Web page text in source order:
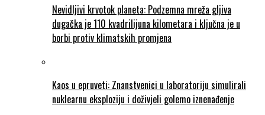
Nevidljivi krvotok planeta: Podzemna mreža gljiva
dugačka je 110 kvadrilijuna kilometara i ključna je u
borbi protiv klimatskih promjena
Kaos u epruveti: Znanstvenici u laboratoriju simulirali
nuklearnu eksploziju i doživjeli golemo iznenađenje